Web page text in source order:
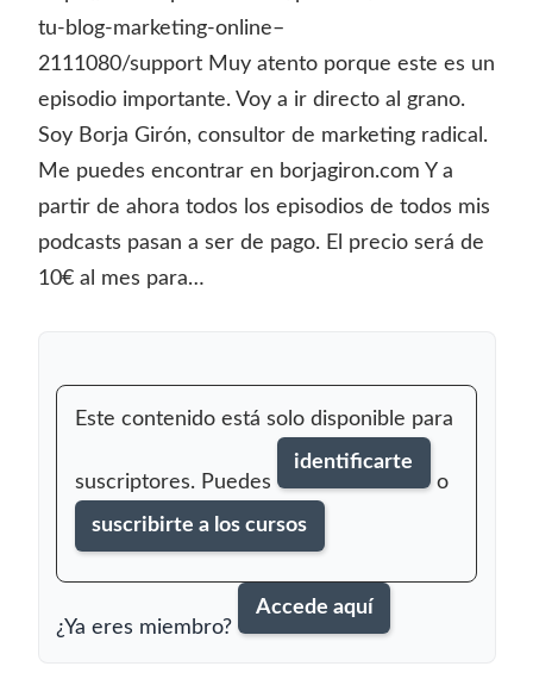
tu-blog-marketing-online–
2111080/support Muy atento porque este es un
episodio importante. Voy a ir directo al grano.
Soy Borja Girón, consultor de marketing radical.
Me puedes encontrar en borjagiron.com Y a
partir de ahora todos los episodios de todos mis
podcasts pasan a ser de pago. El precio será de
10€ al mes para…
Este contenido está solo disponible para
suscriptores. Puedes
identificarte
o
suscribirte a los cursos
¿Ya eres miembro?
Accede aquí